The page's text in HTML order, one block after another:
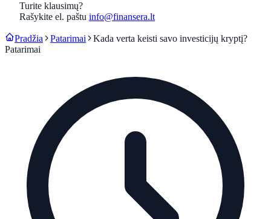
Turite klausimų?
Rašykite el. paštu info@finansera.lt
Pradžia Patarimai
Kada verta keisti savo investicijų kryptį?
Patarimai